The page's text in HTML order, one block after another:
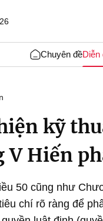
Chuyên đềDiễn
kỹ
V Hiến
50 cũng như
chí rõ ràng để